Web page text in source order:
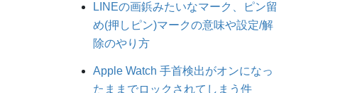
LINEの画鋲みたいなマーク、ピン留
め(押しピン)マークの意味や設定/解
除のやり方
Apple Watch 手首検出がオンになっ
たままでロックされてしまう件